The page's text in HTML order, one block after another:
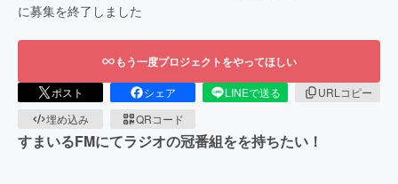
に募集を終了しました
もう一度プロジェクトをやってほしい
ポスト シェア LINEで送る
URLコピー
埋め込み
QRコード
すまいるFMにてラジオの冠番組をを持ちたい！